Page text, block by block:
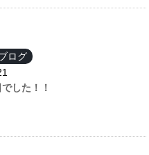
ログ
した！！